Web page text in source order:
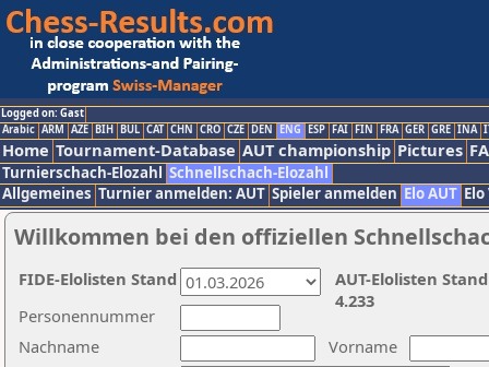
Logged on: Gast
Arabic ARM AZE BIH BUL CAT CHN CRO CZE DEN ENG ESP FAI FIN FRA GER GRE INA
Home Tournament-Database AUT championship Pictures
Turnierschach-Elozahl Schnellschach-Elozahl
Allgemeines Turnier anmelden: AUT Spieler anmelden Elo AUT
Willkommen bei den offiziellen
Nachname
Vorname
Personennummer
AUT-Elolisten
4.233
FIDE-Elolisten Stand